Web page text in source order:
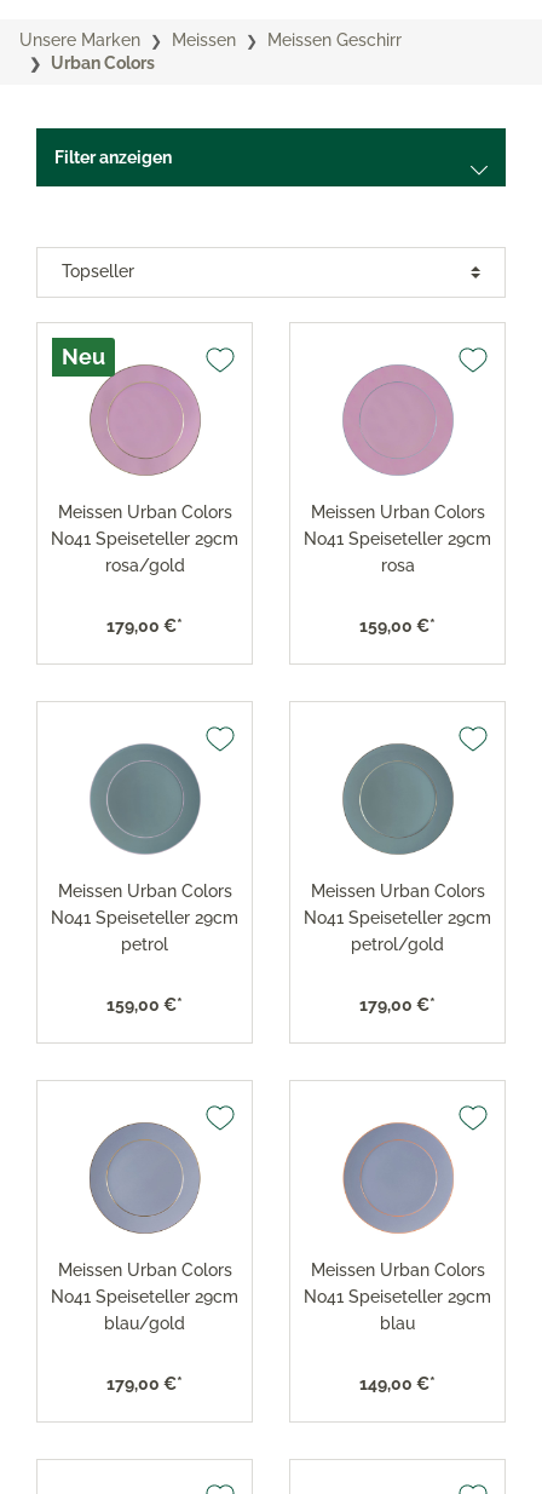
Unsere Marken Meissen
Meissen Geschirr
Urban Colors
Filter anzeigen
Neu
Meissen Urban Colors
No41 Speiseteller 29cm
rosa/gold
179,00 €*
Meissen Urban Colors
No41 Speiseteller 29cm
rosa
159,00 €*
Meissen Urban Colors
No41 Speiseteller 29cm
petrol
159,00 €*
Meissen Urban Colors
No41 Speiseteller 29cm
petrol/gold
179,00 €*
Meissen Urban Colors
No41 Speiseteller 29cm
blau/gold
179,00 €*
Meissen Urban Colors
No41 Speiseteller 29cm
blau
149,00 €*